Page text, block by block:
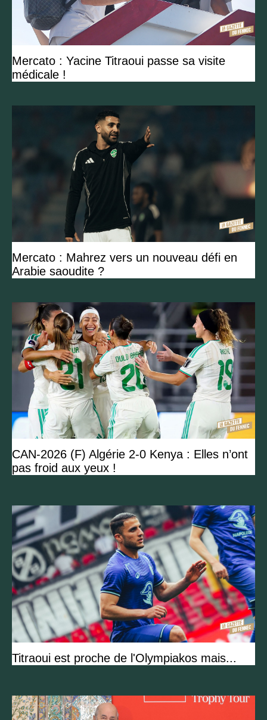
Mercato : Yacine Titraoui passe sa visite
médicale !
Mercato : Mahrez vers un nouveau défi en
Arabie saoudite ?
CAN-2026 (F) Algérie 2-0 Kenya : Elles n’ont
pas froid aux yeux !
Titraoui est proche de l'Olympiakos mais...